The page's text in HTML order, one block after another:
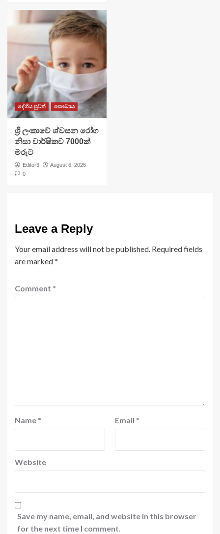
දේශීය පුවත් සෞඛ්‍යය
ශ්‍රී ලංකාවේ ශ්වසන රෝග
නිසා වාර්ෂිකව 7000ක්
මරුට
Editor3
August 6, 2026
0
Leave a Reply
Your email address will not be published. Required fields
are marked*
Comment *
Name * Email *
Website
Save my name, email, and website in this browser
for the next time I comment.